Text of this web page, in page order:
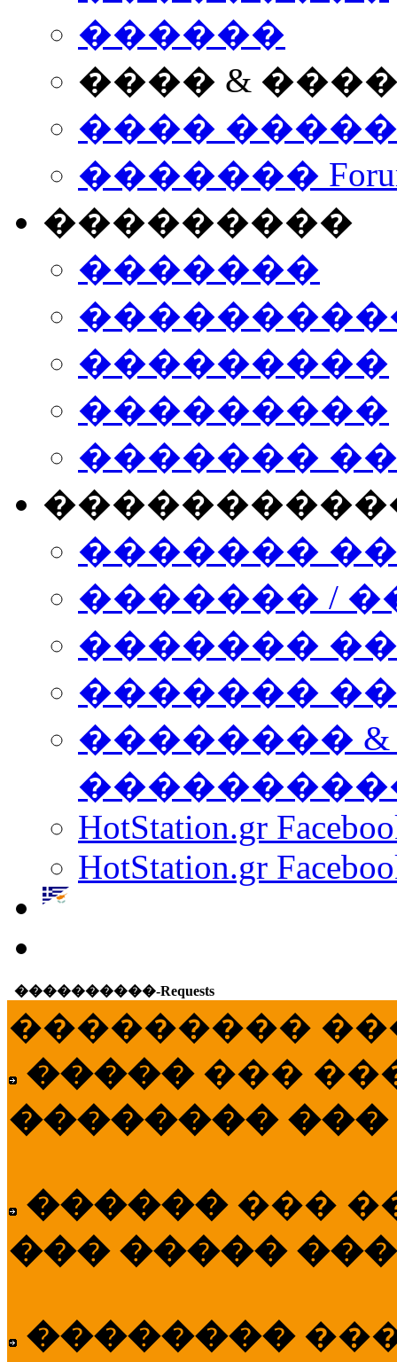
������
���� &
����
�������
���������
�������
���������
���������
�������
�������
������� /
�������
������� ���
��������
HotStation.gr
HotStation.gr
����������-Requests
���������
����� ���
�������� ���
������ ���
��� �����
��������